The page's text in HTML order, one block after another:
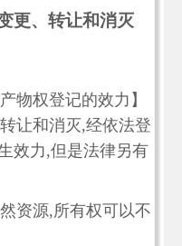
更、转让和消灭
物权登记的效力】
让和消灭,经依法登
效力,但是法律另有
资源,所有权可以不